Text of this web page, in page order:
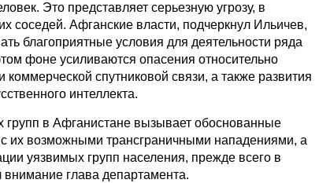
Это представляет серьезную угрозу, в
соседей. Афганские власти, подчеркнул Ильичев,
благоприятные условия для деятельности ряда
фоне усиливаются опасения относительно
коммерческой спутниковой связи, а также развития
интеллекта.
групп в Афганистане вызывает обоснованные
их возможными трансграничными нападениями, а
уязвимых групп населения, прежде всего в
глава департамента.